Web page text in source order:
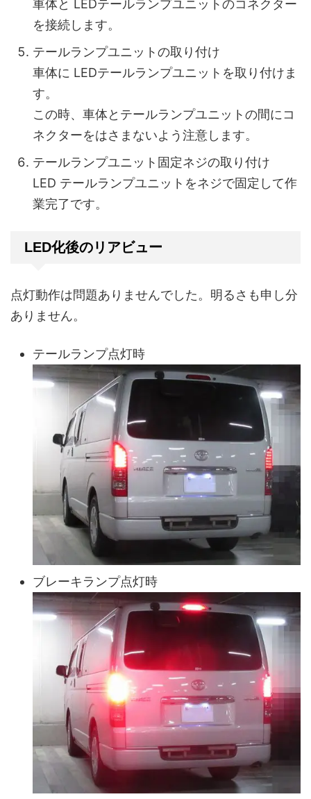
車体と LEDテールランプユニットのコネクター
を接続します。
テールランプユニットの取り付け
車体に LEDテールランプユニットを取り付けま
す。
この時、車体とテールランプユニットの間にコ
ネクターをはさまないよう注意します。
テールランプユニット固定ネジの取り付け
LED テールランプユニットをネジで固定して作
業完了です。
LED化後のリアビュー
点灯動作は問題ありませんでした。明るさも申し分
ありません。
テールランプ点灯時
ブレーキランプ点灯時